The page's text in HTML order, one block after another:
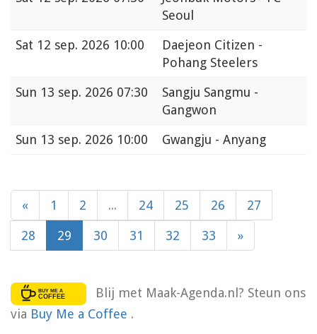
Seoul
Sat 12 sep. 2026 10:00
Daejeon Citizen -
Pohang Steelers
Sun 13 sep. 2026 07:30
Sangju Sangmu -
Gangwon
Sun 13 sep. 2026 10:00 Gwangju - Anyang
« 1 2 ... 24 25 26 27
28 29 30 31 32 33 »
Blij met Maak-Agenda.nl? Steun ons
via Buy Me a Coffee .